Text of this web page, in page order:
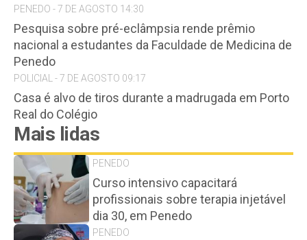
PENEDO - 7 DE AGOSTO 14:30
Pesquisa sobre pré-eclâmpsia rende prêmio
nacional a estudantes da Faculdade de Medicina de
Penedo
POLICIAL - 7 DE AGOSTO 09:17
Casa é alvo de tiros durante a madrugada em Porto
Real do Colégio
Mais lidas
PENEDO
Curso intensivo capacitará
profissionais sobre terapia injetável
dia 30, em Penedo
PENEDO